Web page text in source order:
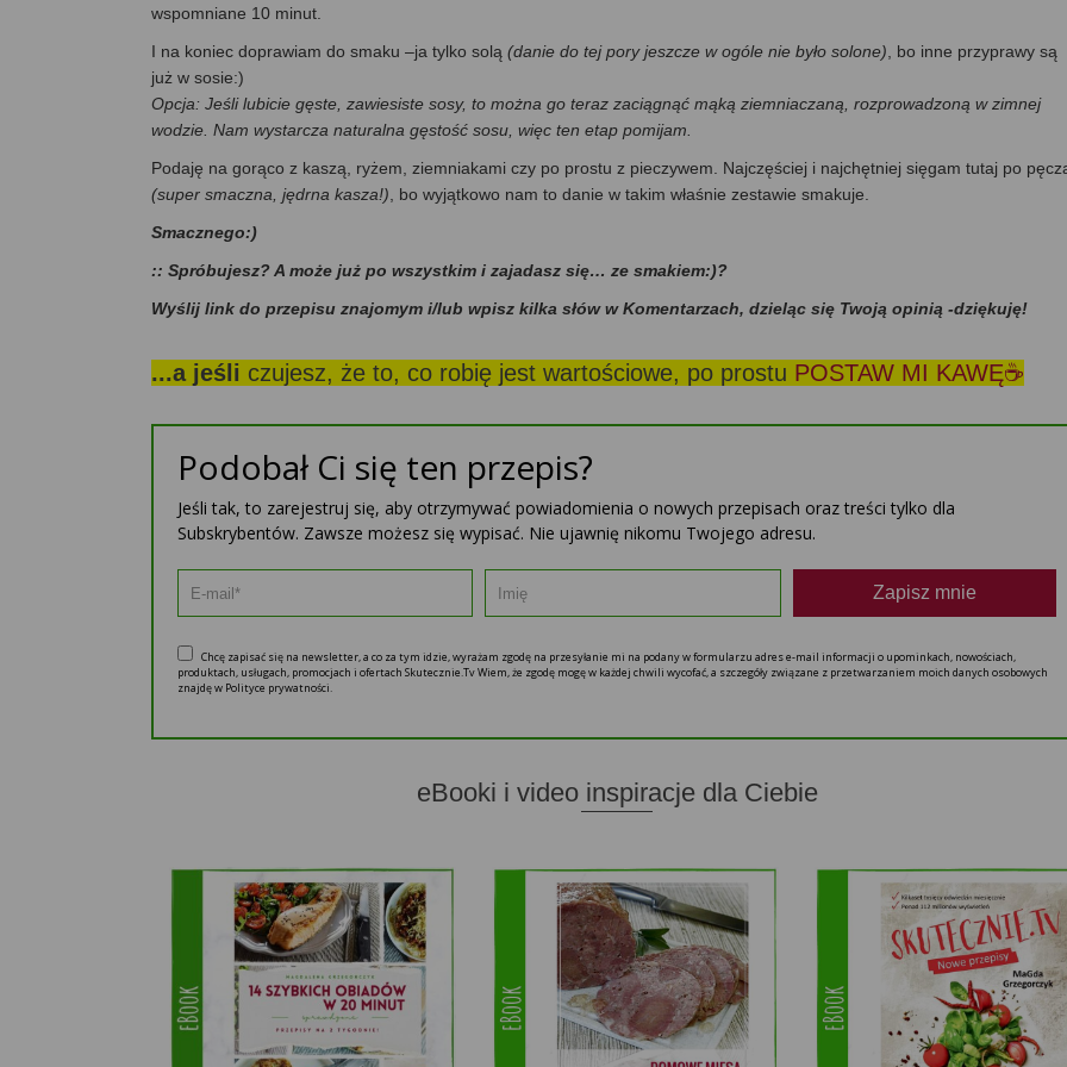
wspomniane 10 minut.
I na koniec doprawiam do smaku –ja tylko solą (danie do tej pory jeszcze w ogóle nie było solone), bo inne przyprawy są
już w sosie:)
Opcja: Jeśli lubicie gęste, zawiesiste sosy, to można go teraz zaciągnąć mąką ziemniaczaną, rozprowadzoną w zimnej
wodzie. Nam wystarcza naturalna gęstość sosu, więc ten etap pomijam.
Podaję na gorąco z kaszą, ryżem, ziemniakami czy po prostu z pieczywem. Najczęściej i najchętniej sięgam tutaj po
(super smaczna, jędrna kasza!), bo wyjątkowo nam to danie w takim właśnie zestawie smakuje.
Smacznego:)
:: Spróbujesz? A może już po wszystkim i zajadasz się… ze smakiem:)?
Wyślij link do przepisu znajomym i/lub wpisz kilka słów w Komentarzach, dzieląc się Twoją opinią -dziękuję!
...a jeśli czujesz, że to, co robię jest wartościowe, po prostu POSTAW MI KAWĘ☕
Podobał Ci się ten przepis?
Jeśli tak, to zarejestruj się, aby otrzymywać powiadomienia o nowych przepisach oraz treści tylko dla
Subskrybentów. Zawsze możesz się wypisać. Nie ujawnię nikomu Twojego adresu.
Zapisz mnie
Chcę zapisać się na newsletter, a co za tym idzie, wyrażam zgodę na przesyłanie mi na podany w formularzu adres e-mail informacji o upominkach, nowościach,
produktach, usługach, promocjach i ofertach Skutecznie.Tv Wiem, że zgodę mogę w każdej chwili wycofać, a szczegóły związane z przetwarzaniem moich danych osobowych
znajdę w Polityce prywatności.
eBooki i video inspiracje dla Ciebie